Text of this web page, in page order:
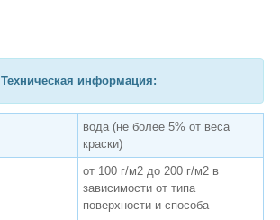
Техническая информация:
вода (не более 5% от веса
краски)
от 100 г/м2 до 200 г/м2 в
зависимости от типа
поверхности и способа